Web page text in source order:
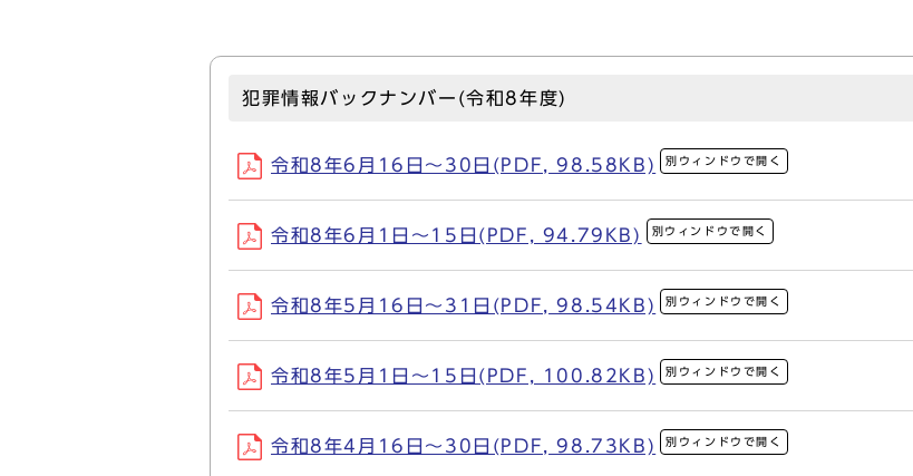
犯罪情報バックナンバー(令和8年度)
令和8年6月16日～30日(PDF, 98.58KB) 別ウィンドウで開く
令和8年6月1日～15日(PDF, 94.79KB) 別ウィンドウで開く
令和8年5月16日～31日(PDF, 98.54KB) 別ウィンドウで開く
令和8年5月1日～15日(PDF, 100.82KB) 別ウィンドウで開く
令和8年4月16日～30日(PDF, 98.73KB) 別ウィンドウで開く